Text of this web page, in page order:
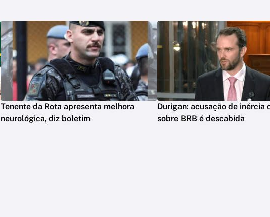
Tenente da Rota apresenta melhora
neurológica, diz boletim
Durigan: acusação de inércia
sobre BRB é descabida